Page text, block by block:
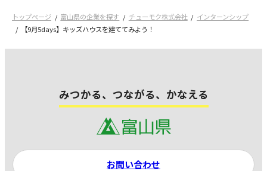
トップページ 富山県の企業を探す チューモク株式会社
インターンシップ
【9月5days】キッズハウスを建ててみよう！
みつかる、つながる、かなえる
お問い合わせ